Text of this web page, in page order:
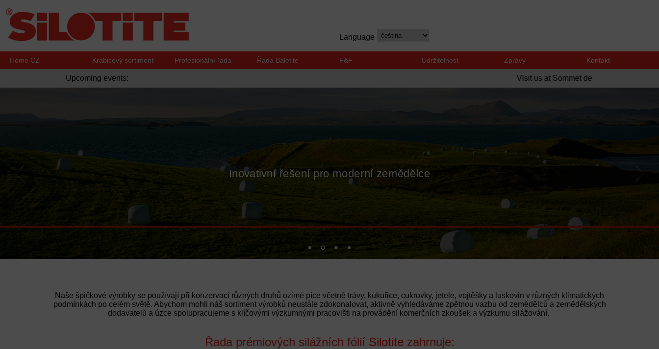
Language
Home CZ Krabicový sortiment Profesionální řada Řada Baletite F&F Udržitelnost Zprávy Kontakt
Upcoming events: Visit us at Sommet de l'élevage on the 6th of
Inovativní řešení pro moderní zemědělce
Naše špičkové výrobky se používají při konzervaci různých druhů ozimé píce včetně trávy, kukuřice, cukrovky, jetele, vojtěšky a luskovin v různých klimatických
podmínkách po celém světě. Abychom mohli náš sortiment výrobků neustále zdokonalovat, aktivně vyhledáváme zpětnou vazbu od zemědělců a zemědělských
dodavatelů a úzce spolupracujeme s klíčovými výzkumnými pracovišti na provádění komerčních zkoušek a výzkumu silážování.
Řada prémiových silážních fólií Silotite zahrnuje: